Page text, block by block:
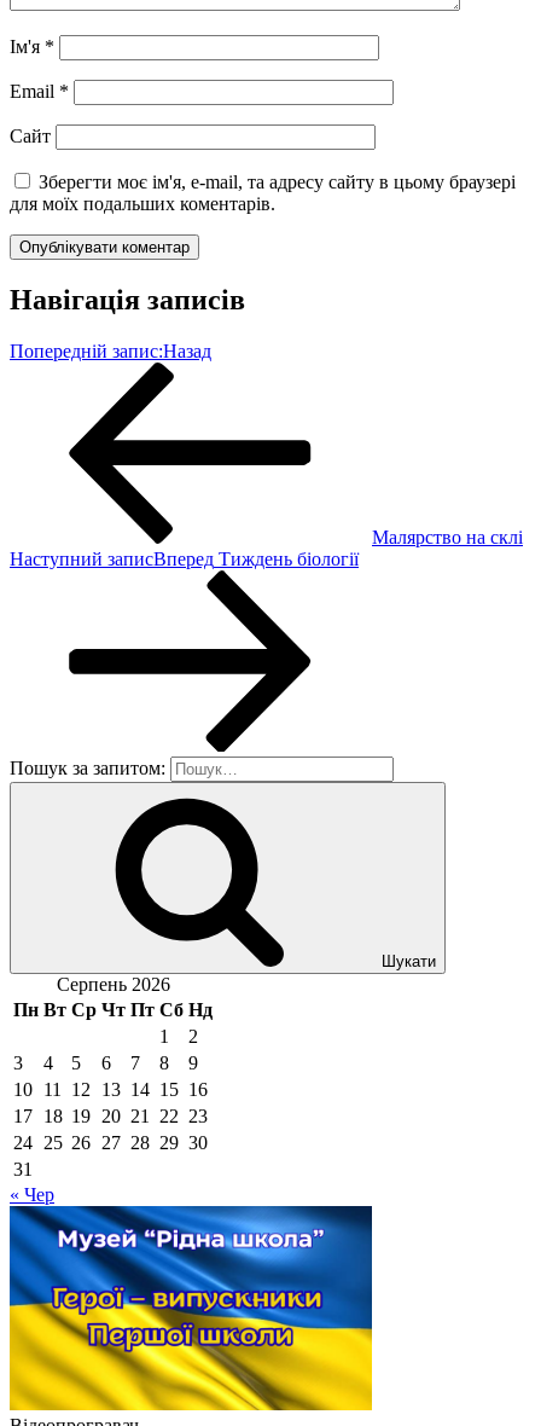
Ім'я *
Email *
Сайт
Зберегти моє ім'я, e-mail, та адресу сайту в цьому браузері
для моїх подальших коментарів.
Навігація записів
Попередній запис:Назад
Малярство на склі
Наступний записВперед Тиждень біології
Пошук за запитом:
Шукати
Серпень 2026
Пн Вт Ср Чт Пт Сб Нд
1
2
3
4 5 6 7 8
9
10 11 12 13 14 15 16
17 18 19 20 21 22 23
24 25 26 27 28 29 30
31
« Чер